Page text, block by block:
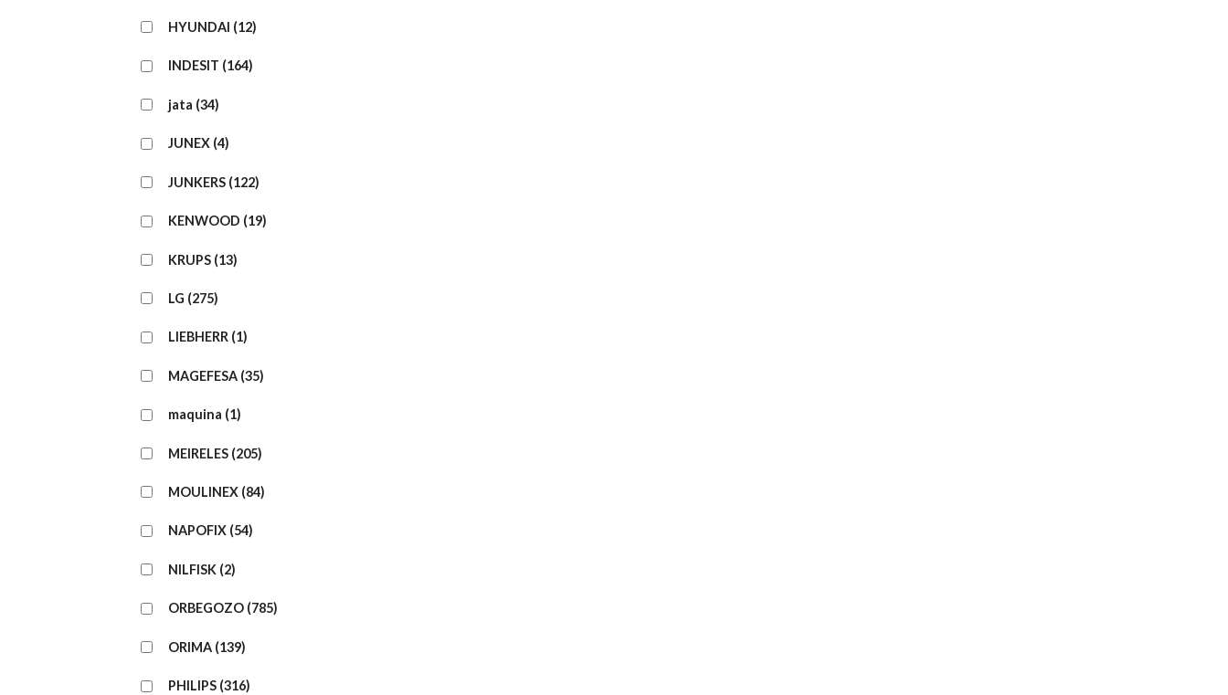
HYUNDAI (12)
INDESIT (164)
jata (34)
JUNEX (4)
JUNKERS (122)
KENWOOD (19)
KRUPS (13)
LG (275)
LIEBHERR (1)
MAGEFESA (35)
maquina (1)
MEIRELES (205)
MOULINEX (84)
NAPOFIX (54)
NILFISK (2)
ORBEGOZO (785)
ORIMA (139)
PHILIPS (316)